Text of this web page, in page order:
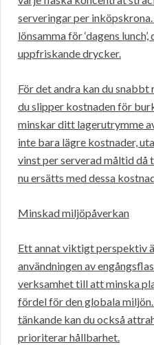
serveringar per
lönsamma för ‘dagens
uppfriskande drycker.
För det andra kan du snabbt
du slipper kostnaden för
minskar ditt lagerutrymme
inte bara lägre kostnader,
vinst per serverad måltid
nu ersätts med dessa
Minskad miljöpåverkan
Ett annat viktigt perspektiv
användningen av
verksamhet till att minska
fördel för den globala
tänkande kan du också
prioriterar hållbarhet.